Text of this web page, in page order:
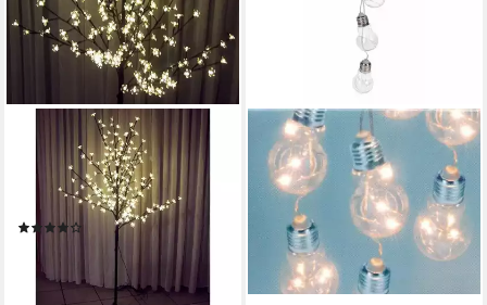
LED-Lichterkette BA11639
LED Lichterbaum 200 Blüten
150cm
lieferbar - in 4-5 Werktagen bei dir